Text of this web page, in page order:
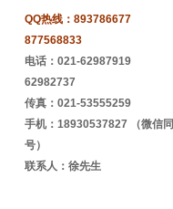
QQ热线： 893786677
877568833
电话：021-62987919
62982737
传真：021-53555259
手机：18930537827 （微信同
号）
联系人：徐先生